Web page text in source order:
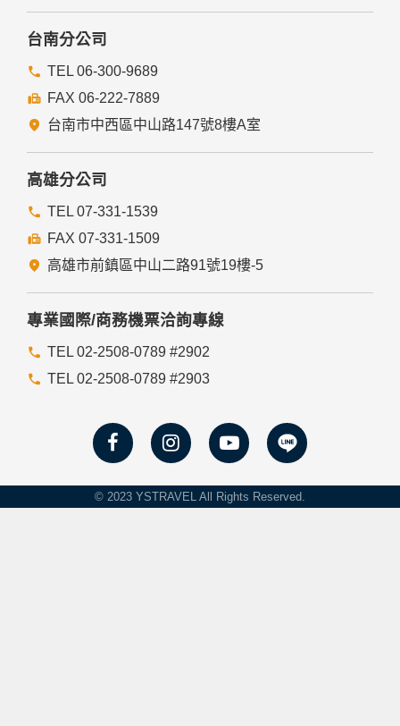
台南分公司
TEL 06-300-9689
FAX 06-222-7889
台南市中西區中山路147號8樓A室
高雄分公司
TEL 07-331-1539
FAX 07-331-1509
高雄市前鎮區中山二路91號19樓-5
專業國際/商務機票洽詢專線
TEL 02-2508-0789 #2902
TEL 02-2508-0789 #2903
© 2023 YSTRAVEL All Rights Reserved.